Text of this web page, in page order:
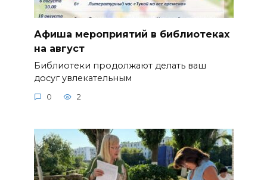
Афиша мероприятий в библиотеках
на август
Библиотеки продолжают делать ваш
досуг увлекательным
0 2